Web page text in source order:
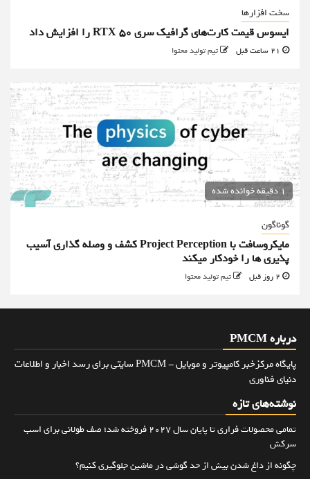
سخت افزارها
ایسوس قیمت کارت‌های گرافیک سری RTX 50 را افزایش داد
تیم تولید محتوا
1 دقیقه خوانده شده
گوناگون
مایکروسافت با Project Perception کشف و وصله گذاری آسیب
پذیری ها را خودکار میکند
تیم تولید محتوا
درباره PMCM
پایگاه مرکزخبر کامپیوتر و موبایل - PMCM سایتی برای رسد اخبار و اطلاعات
دنیای فناوری
نوشته‌های تازه
تمامی محصولات فراری تا پایان سال ۲۰۲۷ فروخته شد؛ صف طولانی برای اسب
سرکش
چگونه از داغ شدن بیش از حد گوشی در ماشین جلوگیری کنیم؟